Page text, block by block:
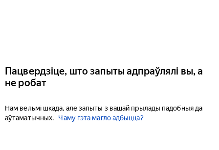
Пацвердзіце, што запыты адпраўлялі вы, а
не робат
Нам вельмі шкада, але запыты з вашай прылады падобныя да
аўтаматычных.
Чаму гэта магло адбыцца?